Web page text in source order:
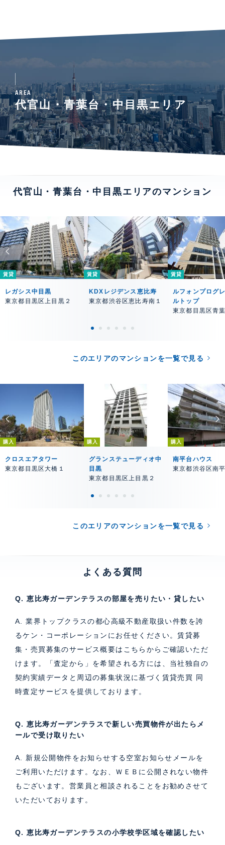
AREA
代官山・青葉台・中目黒エリア
代官山・青葉台・中目黒エリアのマンション
賃貸
レガシス中目黒
東京都目黒区上目黒２
賃貸
KDXレジデンス恵比寿
東京都渋谷区恵比寿南１
賃貸
ルフォンプログ
ルトップ
東京都目黒区青
このエリアのマンションを一覧で見る
購入
クロスエアタワー
東京都目黒区大橋１
購入
グランステューディオ中
目黒
東京都目黒区上目黒２
購入
南平台ハウス
東京都渋谷区南
このエリアのマンションを一覧で見る
よくある質問
Q. 恵比寿ガーデンテラスの部屋を売りたい・貸したい
A. 業界トップクラスの都心高級不動産取扱い件数を誇
るケン・コーポレーションにお任せください。賃貸募
集・売買募集のサービス概要はこちら からご確認いただ
けます。「査定から」を希望される方には、当社独自の
契約実績データと周辺の募集状況に基づく 賃貸売買 同
時査定サービス を提供しております。
Q. 恵比寿ガーデンテラスで新しい売買物件が出たらメ
ールで受け取りたい
A. 新規公開物件をお知らせする空室お知らせメールを
ご利用いただけます。なお、ＷＥＢに公開されない物件
もございます。営業員と相談されることをお勧めさせて
いただいております。
Q. 恵比寿ガーデンテラスの小学校学区域を確認したい